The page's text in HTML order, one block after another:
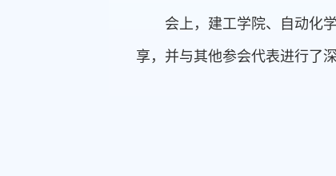
会上，建工学院、自动化
享，并与其他参会代表进行了深